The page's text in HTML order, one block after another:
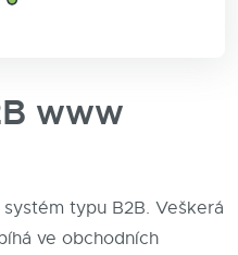
www
typu B2B. Veškerá
ve obchodních